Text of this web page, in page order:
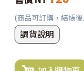
(商品可訂購，結帳
調貨說明